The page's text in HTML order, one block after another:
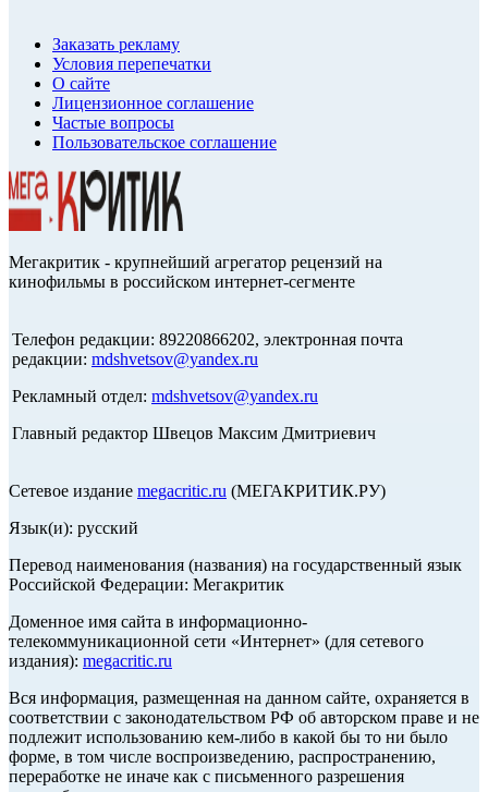
Заказать рекламу
Условия перепечатки
О сайте
Лицензионное соглашение
Частые вопросы
Пользовательское соглашение
Мегакритик - крупнейший агрегатор рецензий на
кинофильмы в российском интернет-сегменте
Телефон редакции: 89220866202, электронная почта
редакции: mdshvetsov@yandex.ru
Рекламный отдел: mdshvetsov@yandex.ru
Главный редактор Швецов Максим Дмитриевич
Сетевое издание megacritic.ru (МЕГАКРИТИК.РУ)
Язык(и): русский
Перевод наименования (названия) на государственный язык
Российской Федерации: Мегакритик
Доменное имя сайта в информационно-
телекоммуникационной сети «Интернет» (для сетевого
издания): megacritic.ru
Вся информация, размещенная на данном сайте, охраняется в
соответствии с законодательством РФ об авторском праве и не
подлежит использованию кем-либо в какой бы то ни было
форме, в том числе воспроизведению, распространению,
переработке не иначе как с письменного разрешения